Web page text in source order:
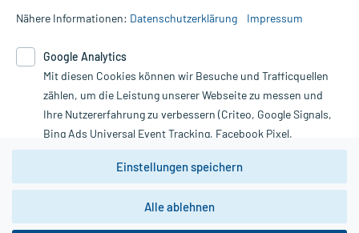
die Untersuchung und Behandlung durch einen Arzt. Bitte
Therapien eingeleitet werden können. | Diese Webseite benutzt
Google Analytics. Lesen Sie bitte dazu die wichtigen Hinweise in
unserer Datenschutzerklärung. Für den Widerruf einer Bestellung
nutzen Sie das Formular:
Vertrag widerrufen
*Hinweise zu unseren Aktionen und Bewertungen
Nähere Informationen: Datenschutzerklärung Impressum
Google Analytics
Mit diesen Cookies können wir Besuche und Trafficquellen
zählen, um die Leistung unserer Webseite zu messen und
Ihre Nutzererfahrung zu verbessern (Criteo, Google Signals,
Bing Ads Universal Event Tracking, Facebook Pixel,
Youtube-Social Plugin).
Wir weisen darauf hin, dass die
zwingend den Europäischen Anforderungen gem. EU-
DSGVO genügen und ein Datentransfer in Drittstaaten bzw.
Einstellungen speichern
Alle ablehnen